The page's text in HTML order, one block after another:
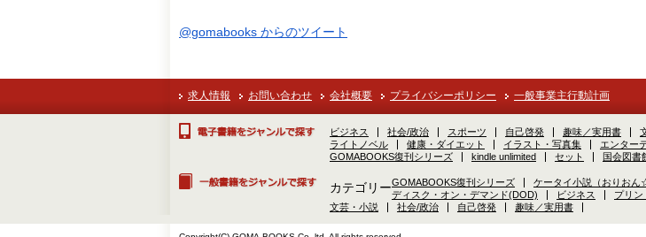
@gomabooks からのツイート
求人情報 お問い合わせ 会社概要 プライバシーポリシー 一般事業主行動計画
ビジネス 社会/政治 スポーツ 自己啓発 趣味／実用書
ライトノベル
健康・ダイエット イラスト・写真集 エンター
GOMABOOKS復刊シリーズ
kindle unlimited セット 国会図書
カテゴリーGOMABOOKS復刊シリーズ ケータイ小説（おりおん
ディスク・オン・デマンド(DOD)
ビジネス プリン
文芸・小説
社会/政治 自己啓発 趣味／実用書